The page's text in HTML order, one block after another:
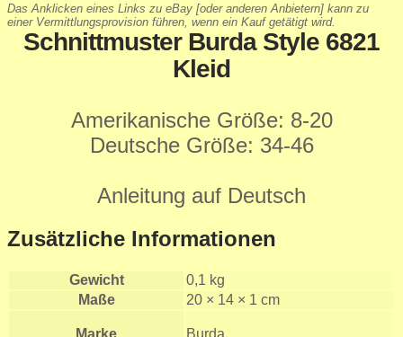
Das Anklicken eines Links zu eBay [oder anderen Anbietern] kann zu
einer Vermittlungsprovision führen, wenn ein Kauf getätigt wird.
Schnittmuster Burda Style 6821
Kleid
Amerikanische Größe: 8-20
Deutsche Größe: 34-46
Anleitung auf Deutsch
Zusätzliche Informationen
Gewicht
0,1 kg
Maße
20 × 14 × 1 cm
Marke Burda